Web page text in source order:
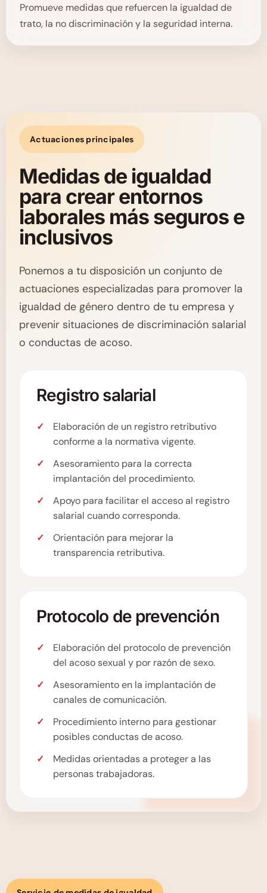
Promueve medidas que refuercen la igualdad de
trato, la no discriminación y la seguridad interna.
Actuaciones principales
Medidas de igualdad
para crear entornos
laborales más seguros e
inclusivos
Ponemos a tu disposición un conjunto de
actuaciones especializadas para promover la
igualdad de género dentro de tu empresa y
prevenir situaciones de discriminación salarial
o conductas de acoso.
Registro salarial
Elaboración de un registro retributivo
conforme a la normativa vigente.
Asesoramiento para la correcta
implantación del procedimiento.
Apoyo para facilitar el acceso al registro
salarial cuando corresponda.
Orientación para mejorar la
transparencia retributiva.
Protocolo de prevención
Elaboración del protocolo de prevención
del acoso sexual y por razón de sexo.
Asesoramiento en la implantación de
canales de comunicación.
Procedimiento interno para gestionar
posibles conductas de acoso.
Medidas orientadas a proteger a las
personas trabajadoras.